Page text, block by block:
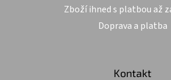
Zboží ihned s platbou až
Doprava a platba
Kontakt